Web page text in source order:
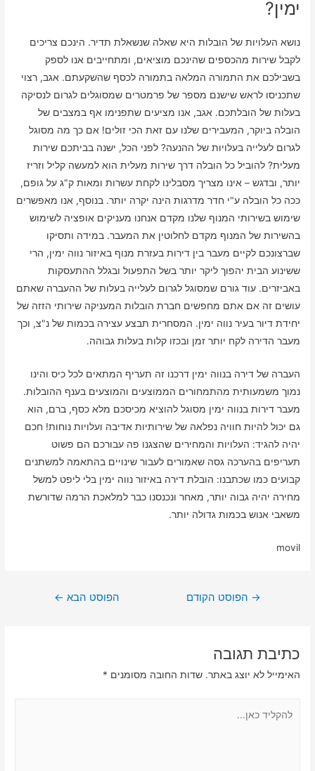
ימין?
נושא העלויות של הובלות היא שאלה שנשאלת תדיר. הינכם צריכים
לקבל שירות מהכספים שהינכם מוציאים, ומתחייבים אנו לספק
בשבילכם את התמורה המלאה בתמורה לכסף שהשקעתם. אגב, רצוי
שתכניסו לראש שישנם מספר של פרמטרים שמסוגלים לגרום לנסיקה
בעלות של הובלתכם. אגב, אנו מציעים שתפנימו אף במצבים של
הובלה ביוקר, המעבירים שלנו עם זאת הכי זולים! אם כך מה מסוגל
לגרום לעלייה בעלויות של ההנעה? לפני הכל, ישנה בביתכם שירות
מעלית? להוביל כל הובלה דרך שירות מעלית הוא למעשה קליל וזריז
יותר, ובדגש – אינו מצריך מסבלינו לקחת עשרות ומאות ק"ג על גופם,
ככה כל הובלה ע"י חדר מדרגות הינה יקרה יותר. בנוסף, אנו מאפשרים
שימוש בשירותי המנוף שלנו מקדם אנחנו מעניקים אופציה לשימוש
בהשירות של המנוף מקדם לחלוטין את המעבר. במידה ותסיקו
שברצונכם לקיים מעבר בין דירות בעזרת מנוף באיזור נווה ימין, הרי
ששינוע הבית יהפוך ליקר יותר בשל התפעול ובגלל ההתעסקות
באביזרים. עוד גורם שמסוגל לגרום לעלייה בעלות של ההעברה שאתם
עושים זה אם אתם מחפשים חברת הובלות המעניקה שירותי הזזה של
יחידת דיור בעיר נווה ימין. המסחרית תבצע עצירה בכמות של נ"צ, וכך
מעבר הדירה לקח יותר זמן ובכזו קלות בעלות גבוהה.
העברה של דירה בנווה ימין דרכנו זה תעריף המתאים לכל כיס והינו
נמוך משמעותית מהתמחורים הממוצעים והמוצעים בענף ההובלות.
מעבר דירות בנווה ימין מסוגל להוציא מכיסכם מלא כסף, ברם, הוא
גם יכול להיות חוויה נפלאה של שירותיות אדיבה ועלויות נוחות! חכם
יהיה להגיד: העלויות והמחירים שהצגנו פה עבורכם הם פשוט
תעריפים בהערכה גסה שאמורים לעבור שינויים בהתאמה למשתנים
קבועים כמו שכתבנו: הובלת דירה באיזור נווה ימין בלי ליפט למשל
מחירה יהיה גבוה יותר, מאחר ונכנסנו כבר למלאכת הרמה שדורשת
משאבי אנוש בכמות גדולה יותר.
movil
ניווט
→ הפוסט הקודם הפוסט הבא ←
כתיבת תגובה
האימייל לא יוצג באתר. שדות החובה מסומנים *